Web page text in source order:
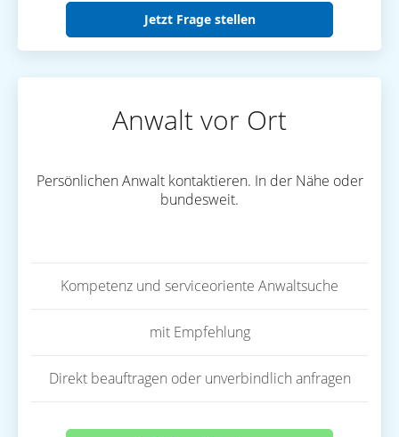
Jetzt Frage stellen
Anwalt vor Ort
Persönlichen Anwalt kontaktieren. In der Nähe oder
bundesweit.
Kompetenz und serviceoriente Anwaltsuche
mit Empfehlung
Direkt beauftragen oder unverbindlich anfragen